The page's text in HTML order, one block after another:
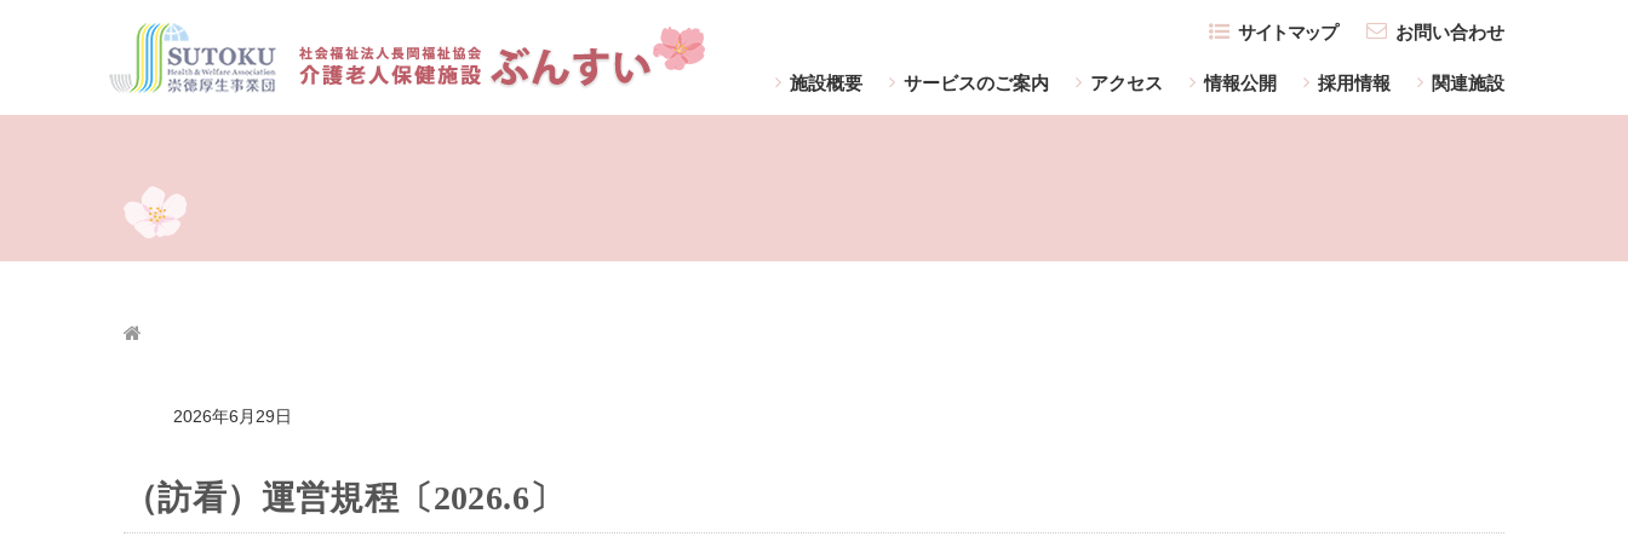
お問い合わせ
サイトマップ
施設概要 サービスのご案内 アクセス 情報公開 採用情報 関連施設
2026年6月29日
（訪看）運営規程〔2026.6〕